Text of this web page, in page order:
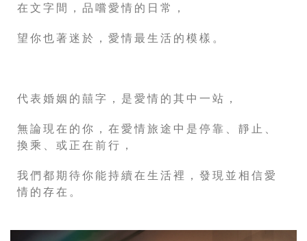
在文字間，品嚐愛情的日常，
望你也著迷於，愛情最生活的模樣。
代表婚姻的囍字，是愛情的其中一站，
無論現在的你，在愛情旅途中是停靠、靜止、
換乘、或正在前行，
我們都期待你能持續在生活裡，發現並相信愛
情的存在。